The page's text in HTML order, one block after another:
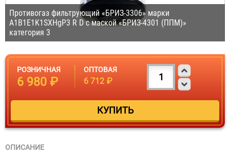
Противогаз фильтрующий «БРИЗ-3306» марки
A1B1E1K1SXHgP3 R D с маской «БРИЗ-4301 (ППМ)»
категория 3
РОЗНИЧНАЯ
6 980 ₽
ОПТОВАЯ
6 712 ₽
ОПИСАНИЕ